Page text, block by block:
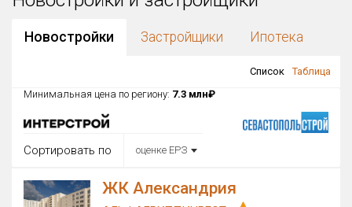
Район в регионе
Все
Район в городе
Новостройки Застройщики Ипотека
Список
Таблица
Минимальная цена по региону: 7.3 млн₽
Сортировать по оценке ЕРЗ
ЖК Александрия